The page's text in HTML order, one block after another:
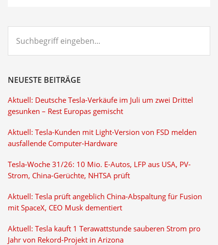
eingeben...
NEUESTE BEITRÄGE
Aktuell: Deutsche Tesla-Verkäufe im Juli um zwei Drittel
gesunken – Rest Europas gemischt
Aktuell: Tesla-Kunden mit Light-Version von FSD melden
ausfallende Computer-Hardware
Tesla-Woche 31/26: 10 Mio. E-Autos, LFP aus USA, PV-
Strom, China-Gerüchte, NHTSA prüft
Aktuell: Tesla prüft angeblich China-Abspaltung für Fusion
mit SpaceX, CEO Musk dementiert
Aktuell: Tesla kauft 1 Terawattstunde sauberen Strom pro
Jahr von Rekord-Projekt in Arizona